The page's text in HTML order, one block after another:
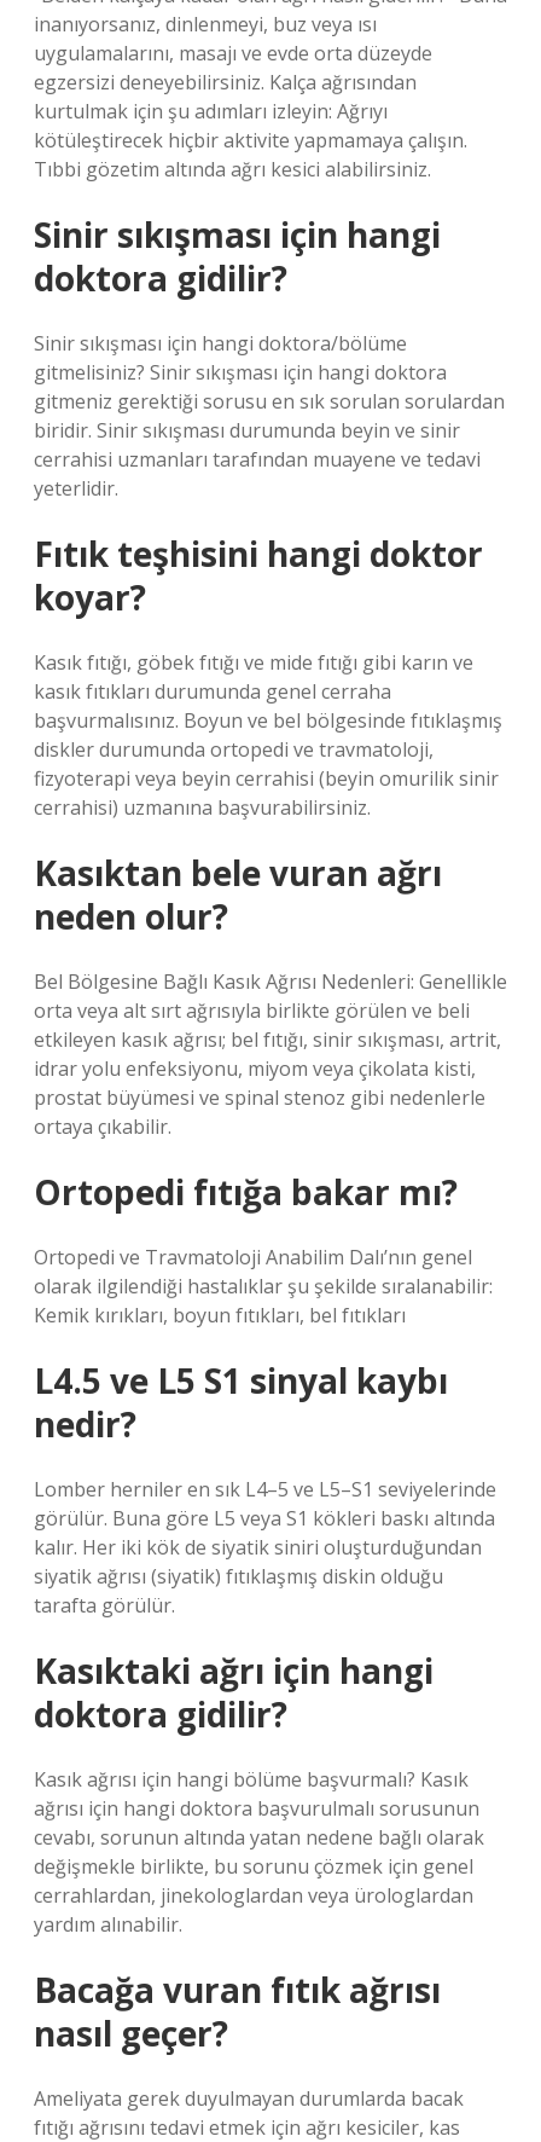
inanıyorsanız, dinlenmeyi, buz veya ısı
uygulamalarını, masajı ve evde orta düzeyde
egzersizi deneyebilirsiniz. Kalça ağrısından
kurtulmak için şu adımları izleyin: Ağrıyı
kötüleştirecek hiçbir aktivite yapmamaya çalışın.
Tıbbi gözetim altında ağrı kesici alabilirsiniz.
Sinir sıkışması için hangi
doktora gidilir?
Sinir sıkışması için hangi doktora/bölüme
gitmelisiniz? Sinir sıkışması için hangi doktora
gitmeniz gerektiği sorusu en sık sorulan sorulardan
biridir. Sinir sıkışması durumunda beyin ve sinir
cerrahisi uzmanları tarafından muayene ve tedavi
yeterlidir.
Fıtık teşhisini hangi doktor
koyar?
Kasık fıtığı, göbek fıtığı ve mide fıtığı gibi karın ve
kasık fıtıkları durumunda genel cerraha
başvurmalısınız. Boyun ve bel bölgesinde fıtıklaşmış
diskler durumunda ortopedi ve travmatoloji,
fizyoterapi veya beyin cerrahisi (beyin omurilik sinir
cerrahisi) uzmanına başvurabilirsiniz.
Kasıktan bele vuran ağrı
neden olur?
Bel Bölgesine Bağlı Kasık Ağrısı Nedenleri: Genellikle
orta veya alt sırt ağrısıyla birlikte görülen ve beli
etkileyen kasık ağrısı; bel fıtığı, sinir sıkışması, artrit,
idrar yolu enfeksiyonu, miyom veya çikolata kisti,
prostat büyümesi ve spinal stenoz gibi nedenlerle
ortaya çıkabilir.
Ortopedi fıtığa bakar mı?
Ortopedi ve Travmatoloji Anabilim Dalı’nın genel
olarak ilgilendiği hastalıklar şu şekilde sıralanabilir:
Kemik kırıkları, boyun fıtıkları, bel fıtıkları
L4.5 ve L5 S1 sinyal kaybı
nedir?
Lomber herniler en sık L4–5 ve L5–S1 seviyelerinde
görülür. Buna göre L5 veya S1 kökleri baskı altında
kalır. Her iki kök de siyatik siniri oluşturduğundan
siyatik ağrısı (siyatik) fıtıklaşmış diskin olduğu
tarafta görülür.
Kasıktaki ağrı için hangi
doktora gidilir?
Kasık ağrısı için hangi bölüme başvurmalı? Kasık
ağrısı için hangi doktora başvurulmalı sorusunun
cevabı, sorunun altında yatan nedene bağlı olarak
değişmekle birlikte, bu sorunu çözmek için genel
cerrahlardan, jinekologlardan veya ürologlardan
yardım alınabilir.
Bacağa vuran fıtık ağrısı
nasıl geçer?
Ameliyata gerek duyulmayan durumlarda bacak
fıtığı ağrısını tedavi etmek için ağrı kesiciler, kas